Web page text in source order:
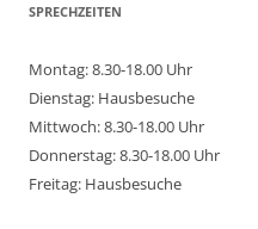
SPRECHZEITEN
Montag: 8.30-18.00 Uhr
Dienstag: Hausbesuche
Mittwoch: 8.30-18.00 Uhr
Donnerstag: 8.30-18.00 Uhr
Freitag: Hausbesuche